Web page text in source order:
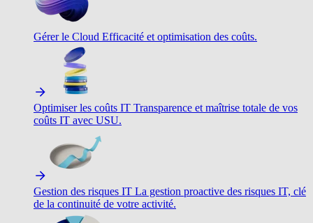
Gérer le Cloud Efficacité et optimisation des coûts.
Optimiser les coûts IT Transparence et maîtrise totale de vos
coûts IT avec USU.
Gestion des risques IT La gestion proactive des risques IT, clé
de la continuité de votre activité.